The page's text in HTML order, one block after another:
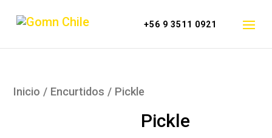
+56 9 3511 0921
Inicio / Encurtidos / Pickle
Pickle